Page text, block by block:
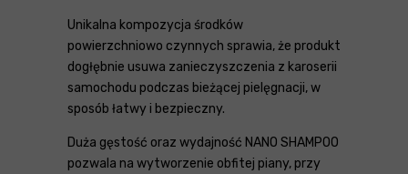
Unikalna kompozycja środków
powierzchniowo czynnych sprawia, że produkt
dogłębnie usuwa zanieczyszczenia z karoserii
samochodu podczas bieżącej pielęgnacji, w
sposób łatwy i bezpieczny.
Duża gęstość oraz wydajność NANO SHAMPOO
pozwala na wytworzenie obfitej piany, przy